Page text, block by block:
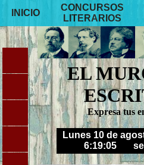
INICIO
CONCURSOS
LITERARIOS
EL
Expresa tus
Lunes 10 de
6:19:06